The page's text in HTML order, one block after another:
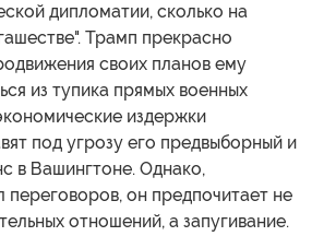
дипломатии, сколько на
Трамп прекрасно
своих планов ему
из тупика прямых военных
издержки
под угрозу его предвыборный и
в Вашингтоне. Однако,
переговоров, он предпочитает не
отношений, а запугивание.